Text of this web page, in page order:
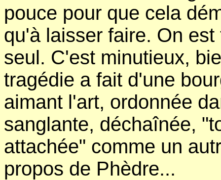
pouce pour que cela
qu'à laisser faire. On
seul. C'est minutieux,
tragédie a fait d'une
aimant l'art, ordonnée
sanglante, déchaînée,
attachée" comme un
propos de Phèdre...